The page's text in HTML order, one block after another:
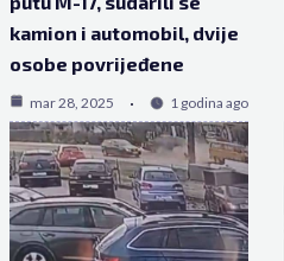
kamion i automobil, dvije
osobe povrijeđene
mar 28, 2025 1 godina ago